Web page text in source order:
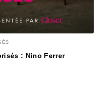
: Nino Ferrer